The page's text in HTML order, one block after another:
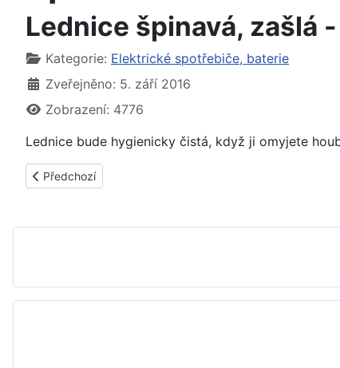
Lednice špinavá, zašlá
Základní údaje
Kategorie: Elektrické spotřebiče, baterie
Zveřejněno: 5. září 2016
Zobrazení: 4776
Lednice bude hygienicky čistá, když ji omyjete
Předchozí článek: Plíseň v lednici, ledničce - jak, čím
Předchozí